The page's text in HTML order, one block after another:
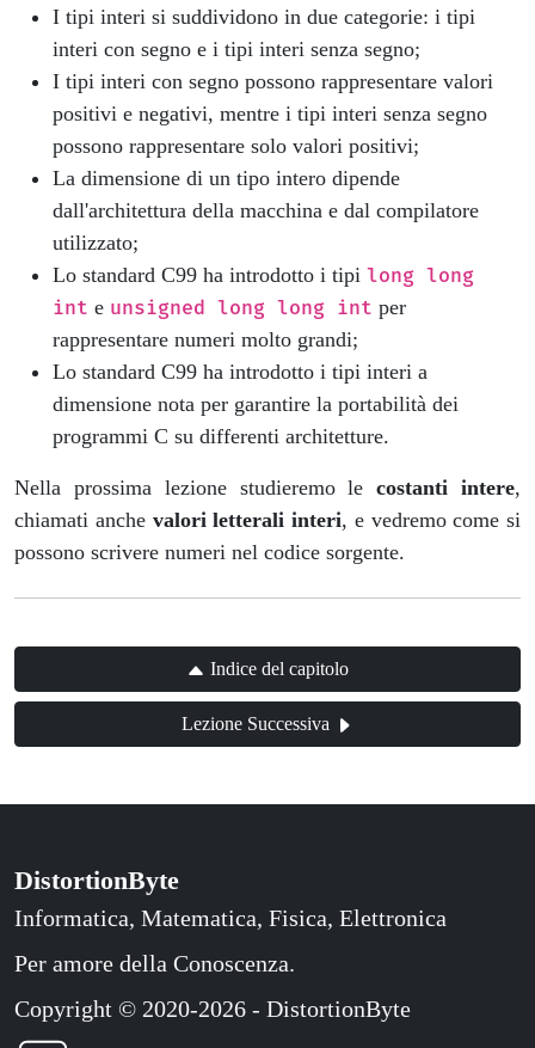
I tipi interi si suddividono in due categorie: i tipi
interi con segno e i tipi interi senza segno;
I tipi interi con segno possono rappresentare valori
positivi e negativi, mentre i tipi interi senza segno
possono rappresentare solo valori positivi;
La dimensione di un tipo intero dipende
dall'architettura della macchina e dal compilatore
utilizzato;
Lo standard C99 ha introdotto i tipi long long
int e unsigned long long int per
rappresentare numeri molto grandi;
Lo standard C99 ha introdotto i tipi interi a
dimensione nota per garantire la portabilità dei
programmi C su differenti architetture.
Nella prossima lezione studieremo lecostanti intere,
chiamati anche valori letterali interi, e vedremo come si
possono scrivere numeri nel codice sorgente.
Indice del capitolo
Lezione Successiva
DistortionByte
Informatica, Matematica, Fisica, Elettronica
Per amore della Conoscenza.
Copyright © 2020-2026 - DistortionByte